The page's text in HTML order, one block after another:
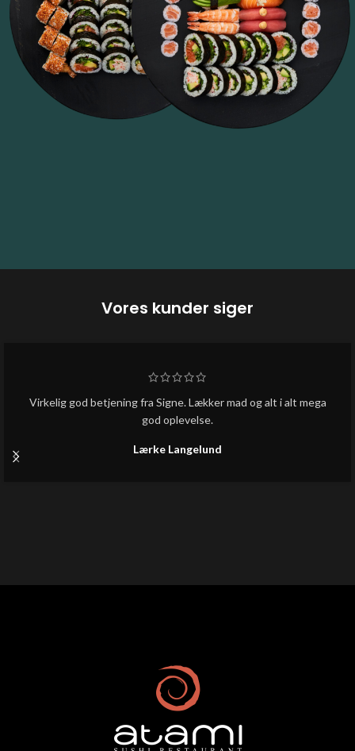
Vores kunder siger
Virkelig god betjening fra Signe. Lækker mad og alt i alt mega
god oplevelse.
Lærke Langelund